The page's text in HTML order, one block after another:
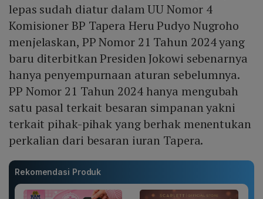
lepas sudah diatur dalam UU Nomor 4
Komisioner BP Tapera Heru Pudyo Nugroho
menjelaskan, PP Nomor 21 Tahun 2024 yang
baru diterbitkan Presiden Jokowi sebenarnya
hanya penyempurnaan aturan sebelumnya.
PP Nomor 21 Tahun 2024 hanya mengubah
satu pasal terkait besaran simpanan yakni
terkait pihak-pihak yang berhak menentukan
perkalian dari besaran iuran Tapera.
Rekomendasi Produk